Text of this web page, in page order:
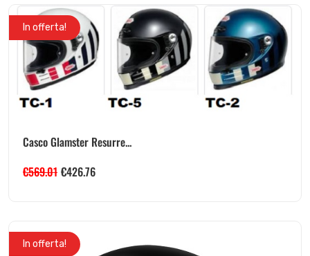
In offerta!
Casco Glamster Resurre...
€569.01 €426.76
In offerta!